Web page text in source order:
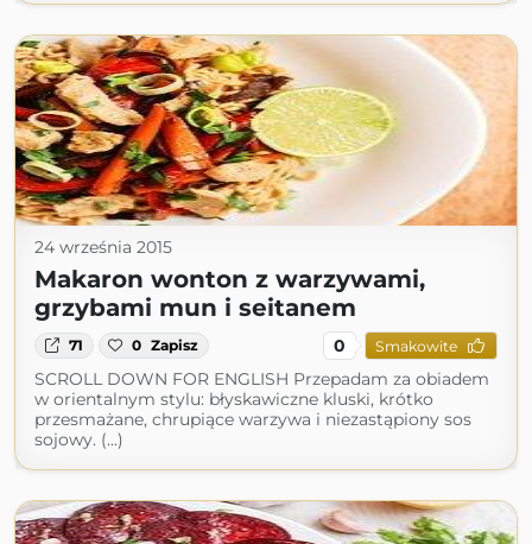
24 września 2015
Makaron wonton z warzywami,
grzybami mun i seitanem
71 0 Zapisz 0 Smakowite
SCROLL DOWN FOR ENGLISH Przepadam za obiadem
w orientalnym stylu: błyskawiczne kluski, krótko
przesmażane, chrupiące warzywa i niezastąpiony sos
sojowy. (...)